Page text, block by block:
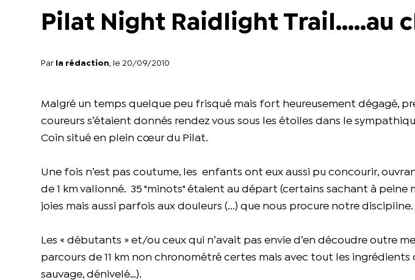
Pilat Night Raidlight Trail.....au
Par la rédaction , le 20/09/2010
Malgré un temps quelque peu frisqué mais fort heureusement dégagé,
coureurs s’étaient donnés rendez vous sous les étoiles dans le
Coin situé en plein cœur du Pilat.
Une fois n’est pas coutume, les enfants ont eux aussi pu concourir,
de 1 km vallonné. 35 "minots" étaient au départ (certains sachant à peine
joies mais aussi parfois aux douleurs (...) que nous procure notre discipline.
Les « débutants » et/ou ceux qui n’avait pas envie d’en découdre outre
parcours de 11 km non chronométré certes mais avec tout les
sauvage, dénivelé…).